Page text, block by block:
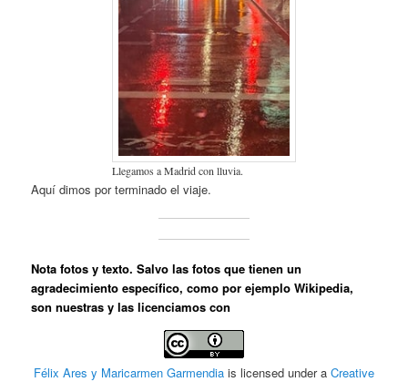
Llegamos a Madrid con lluvia.
Aquí dimos por terminado el viaje.
Nota fotos y texto. Salvo las fotos que tienen un
agradecimiento específico, como por ejemplo Wikipedia,
son nuestras y las licenciamos con
Félix Ares y Maricarmen Garmendia is licensed under a Creative